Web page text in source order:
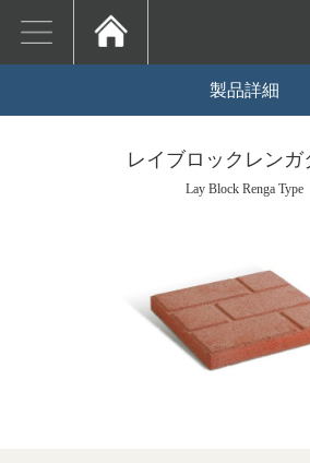
製品詳細
レイブロックレンガ
Lay Block Renga Type